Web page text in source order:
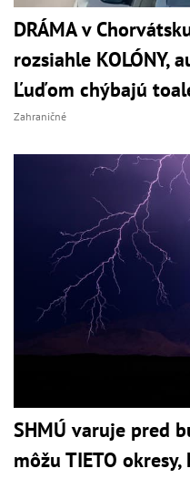
DRÁMA v
rozsiahle KOLÓNY,
Ľuďom chýbajú
Zahraničné
SHMÚ varuje pred
môžu TIETO